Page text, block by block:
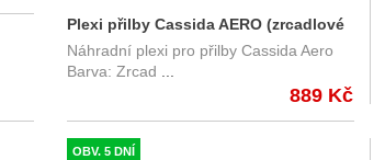
Plexi přilby Cassida AERO (zrcadlové
modré REVO) s přípravou pro Pinlock
Náhradní plexi pro přilby Cassida Aero
Barva: Zrcad ...
889 Kč
OBV. 5 DNÍ